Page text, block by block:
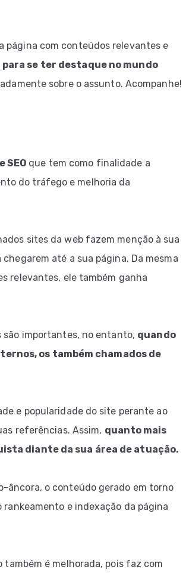
página com conteúdos relevantes e
se ter destaque no mundo
sobre o assunto. Acompanhe!
SEO que tem como finalidade a
do tráfego e melhoria da
sites da web fazem menção à sua
até a sua página. Da mesma
relevantes, ele também ganha
são importantes, no entanto, quando
os também chamados de
e popularidade do site perante ao
referências. Assim, quanto mais
diante da sua área de atuação.
âncora, o conteúdo gerado em torno
e indexação da página
é melhorada, pois faz com